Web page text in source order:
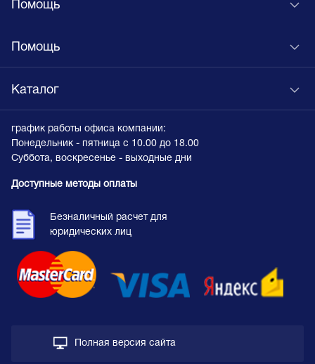
Помощь
Помощь
Каталог
график работы офиса компании:
Понедельник - пятница с 10.00 до 18.00
Суббота, воскресенье - выходные дни
Доступные методы оплаты
Безналичный расчет для
юридических лиц
Полная версия сайта